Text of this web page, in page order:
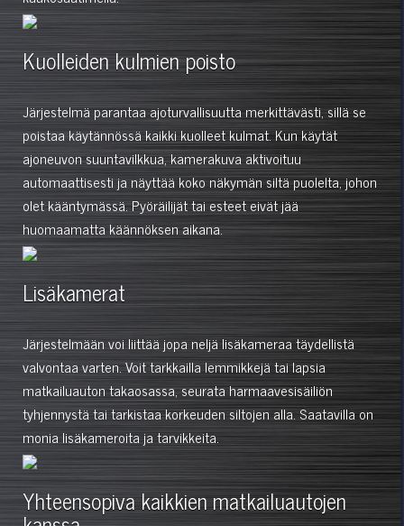
Kuolleiden kulmien poisto
Järjestelmä parantaa ajoturvallisuutta merkittävästi, sillä se
poistaa käytännössä kaikki kuolleet kulmat. Kun käytät
ajoneuvon suuntavilkkua, kamerakuva aktivoituu
automaattisesti ja näyttää koko näkymän siltä puolelta, johon
olet kääntymässä. Pyöräilijät tai esteet eivät jää
huomaamatta käännöksen aikana.
Lisäkamerat
Järjestelmään voi liittää jopa neljä lisäkameraa täydellistä
valvontaa varten. Voit tarkkailla lemmikkejä tai lapsia
matkailuauton takaosassa, seurata harmaavesisäiliön
tyhjennystä tai tarkistaa korkeuden siltojen alla. Saatavilla on
monia lisäkameroita ja tarvikkeita.
Yhteensopiva kaikkien matkailuautojen